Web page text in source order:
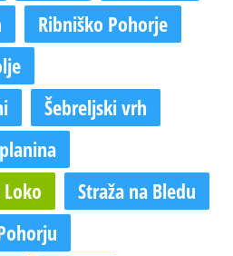
Ribniško Pohorje
Šebreljski vrh
Straža na Bledu